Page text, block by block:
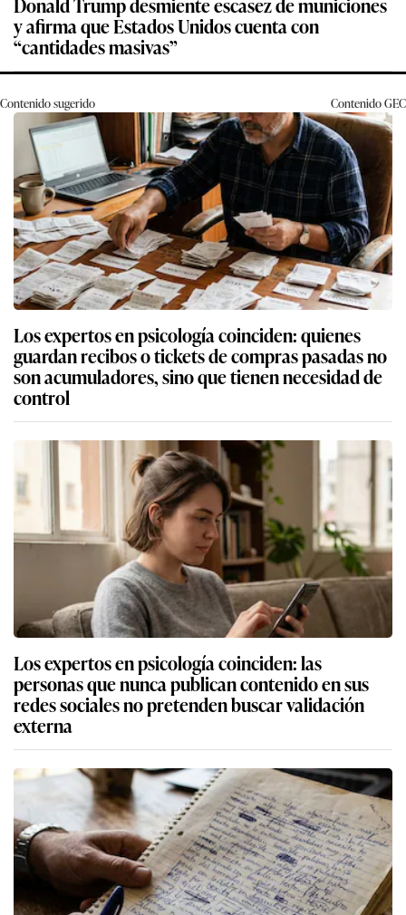
y afirma que Estados Unidos cuenta con
“cantidades masivas”
Contenido sugerido ContenidoGEC
Los expertos en psicología coinciden: quienes
guardan recibos o tickets de compras pasadas no
son acumuladores, sino que tienen necesidad de
control
Los expertos en psicología coinciden: las
personas que nunca publican contenido en sus
redes sociales no pretenden buscar validación
externa